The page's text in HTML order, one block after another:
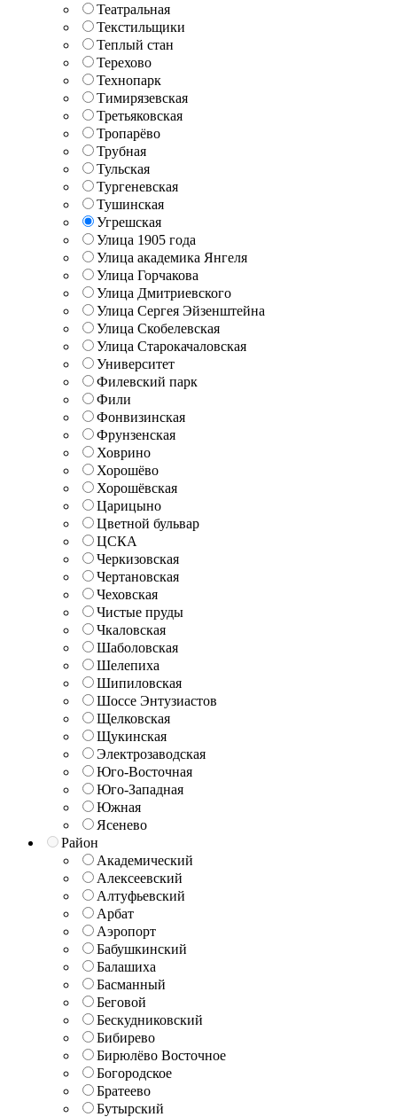
Театральная
Текстильщики
Теплый стан
Терехово
Технопарк
Тимирязевская
Третьяковская
Тропарёво
Трубная
Тульская
Тургеневская
Тушинская
Угрешская
Улица 1905 года
Улица академика Янгеля
Улица Горчакова
Улица Дмитриевского
Улица Сергея Эйзенштейна
Улица Скобелевская
Улица Старокачаловская
Университет
Филевский парк
Фили
Фонвизинская
Фрунзенская
Ховрино
Хорошёво
Хорошёвская
Царицыно
Цветной бульвар
ЦСКА
Черкизовская
Чертановская
Чеховская
Чистые пруды
Чкаловская
Шаболовская
Шелепиха
Шипиловская
Шоссе Энтузиастов
Щелковская
Щукинская
Электрозаводская
Юго-Восточная
Юго-Западная
Южная
Ясенево
Район
Академический
Алексеевский
Алтуфьевский
Арбат
Аэропорт
Бабушкинский
Балашиха
Басманный
Беговой
Бескудниковский
Бибирево
Бирюлёво Восточное
Богородское
Братеево
Бутырский